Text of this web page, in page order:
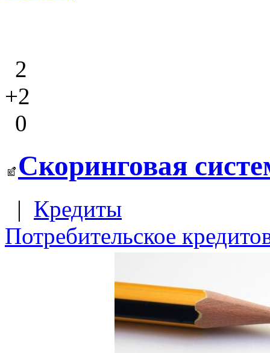
2
+2
0
Скоринговая
| Кредиты
Потребительское